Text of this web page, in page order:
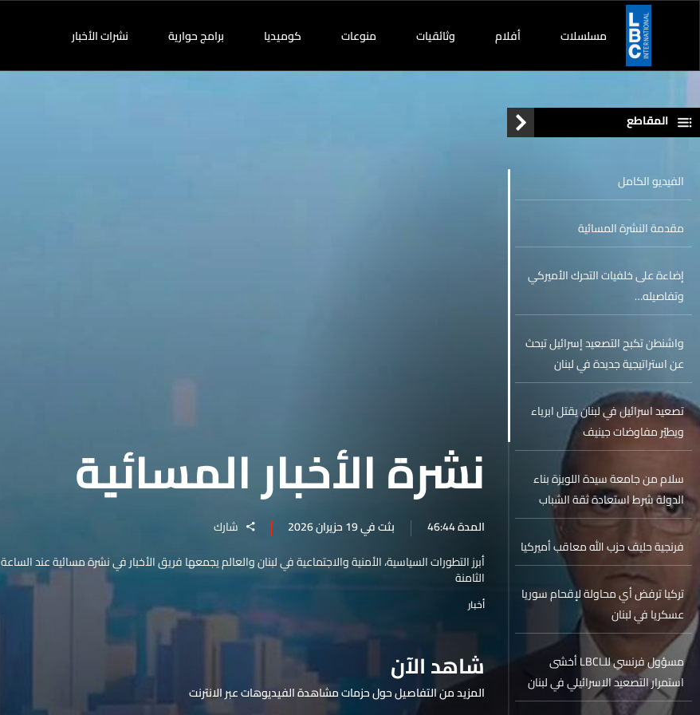
مسلسلات أفلام وثائقيات منوعات كوميديا برامج حوارية نشرات الأخبار
نشرة الأخبار المسائية
المدة 46:44 بثت في 19 حزيران 2026
شارك
أبرز التطورات السياسية، الأمنية والاجتماعية في لبنان والعالم يجمعها فريق الأخبار في نشرة مسائية عند الساعة
الثامنة
أخبار
شاهد الآن
المزيد من التفاصيل حول حزمات مشاهدة الفيديوهات عبر الانترنت
المقاطع
الفيديو الكامل
مقدمة النشرة المسائية
إضاءة على خلفيات التحرك الأميركي
وتفاصيله…
واشنطن تكبح التصعيد إسرائيل تبحث
عن استراتيجية جديدة في لبنان
تصعيد اسرائيل في لبنان يقتل ابرياء
ويطيّر مفاوضات جينيف
سلام من جامعة سيدة اللويزة بناء
الدولة شرط استعادة ثقة الشباب
بمستقبل لبنان
فرنجية حليف حزب الله معاقب أميركيا
تركيا ترفض أي محاولة لإقحام سوريا
عسكريا في لبنان
مسؤول فرنسي للـLBCI أخشى
استمرار التصعيد الاسرائيلي في لبنان